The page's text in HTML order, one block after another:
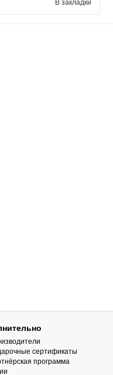
В закладки
сертификаты
программа